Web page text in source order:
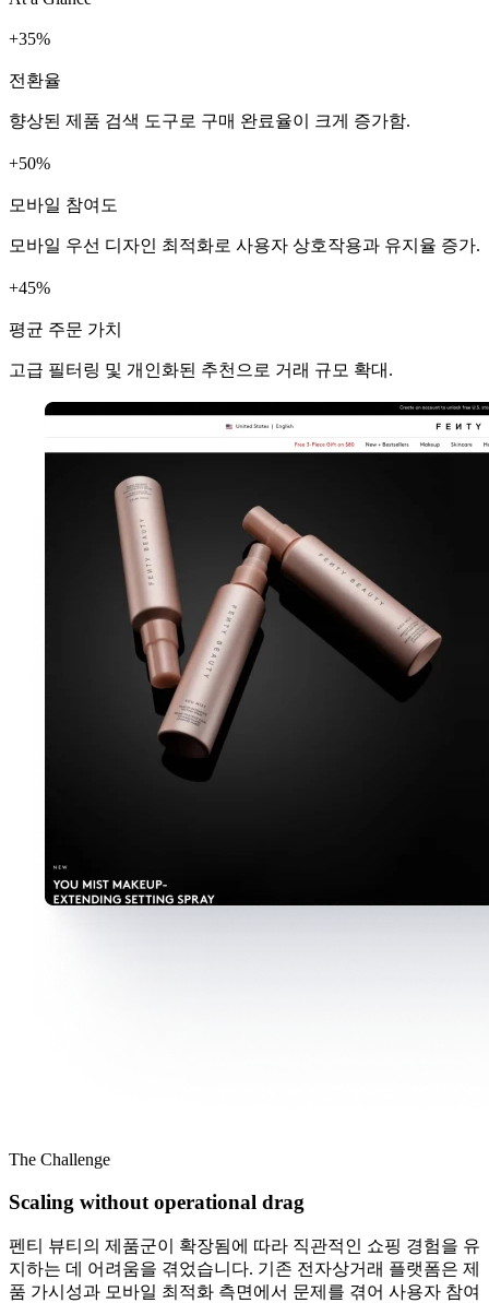
+ %
전환율
향상된 제품 검색 도구로 구매 완료율이 크게 증가함.
+ %
모바일 참여도
모바일 우선 디자인 최적화로 사용자 상호작용과 유지율 증가.
+ %
평균 주문 가치
고급 필터링 및 개인화된 추천으로 거래 규모 확대.
The Challenge
Scaling without operational drag
펜티 뷰티의 제품군이 확장됨에 따라 직관적인 쇼핑 경험을 유
지하는 데 어려움을 겪었습니다. 기존 전자상거래 플랫폼은 제
품 가시성과 모바일 최적화 측면에서 문제를 겪어 사용자 참여